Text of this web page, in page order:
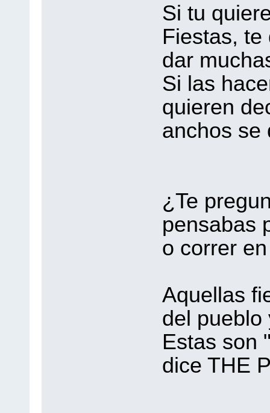
Si tu
Fiestas,
dar
Si las
quieren
anchos se
¿Te
pensabas
o correr
Aquellas
del pueblo
Estas son
dice THE